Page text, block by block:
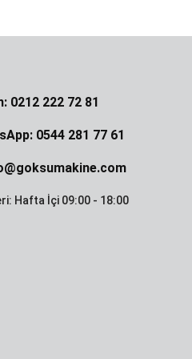
0212 222 72 81
0544 281 77 61
Hafta İçi 09:00 - 18:00